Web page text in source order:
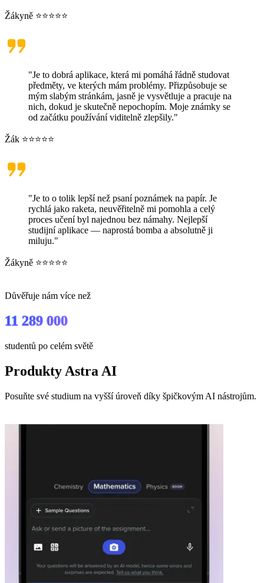
Žákyně ⭐⭐⭐⭐⭐
"Je to dobrá aplikace, která mi pomáhá řádně studovat
předměty, ve kterých mám problémy. Přizpůsobuje se
mým slabým stránkám, jasně je vysvětluje a pracuje na
nich, dokud je skutečně nepochopím. Moje známky se
od začátku používání viditelně zlepšily."
Žák ⭐⭐⭐⭐⭐
"Je to o tolik lepší než psaní poznámek na papír. Je
rychlá jako raketa, neuvěřitelně mi pomohla a celý
proces učení byl najednou bez námahy. Nejlepší
studijní aplikace — naprostá bomba a absolutně ji
miluju."
Žákyně ⭐⭐⭐⭐⭐
Důvěřuje nám více než
11 289 000
studentů po celém světě
Produkty Astra AI
Posuňte své studium na vyšší úroveň díky špičkovým AI nástrojům.